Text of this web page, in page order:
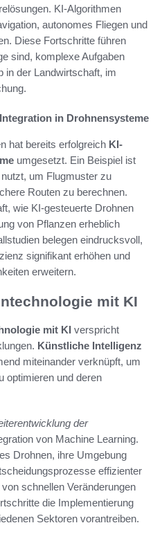
KI-Algorithmen
autonomes Fliegen und
Diese Fortschritte führen
sind, komplexe Aufgaben
in der Landwirtschaft, im
in Drohnensysteme
hat bereits erfolgreich KI-
umgesetzt. Ein Beispiel ist
um Flugmuster zu
Routen zu berechnen.
wie KI-gesteuerte Drohnen
von Pflanzen erheblich
belegen eindrucksvoll,
signifikant erhöhen und
erweitern.
mit KI
mit KI verspricht
Künstliche Intelligenz
miteinander verknüpft, um
optimieren und deren
der
von Machine Learning.
Drohnen, ihre Umgebung
effizienter
schnellen Veränderungen
die Implementierung
Sektoren vorantreiben.